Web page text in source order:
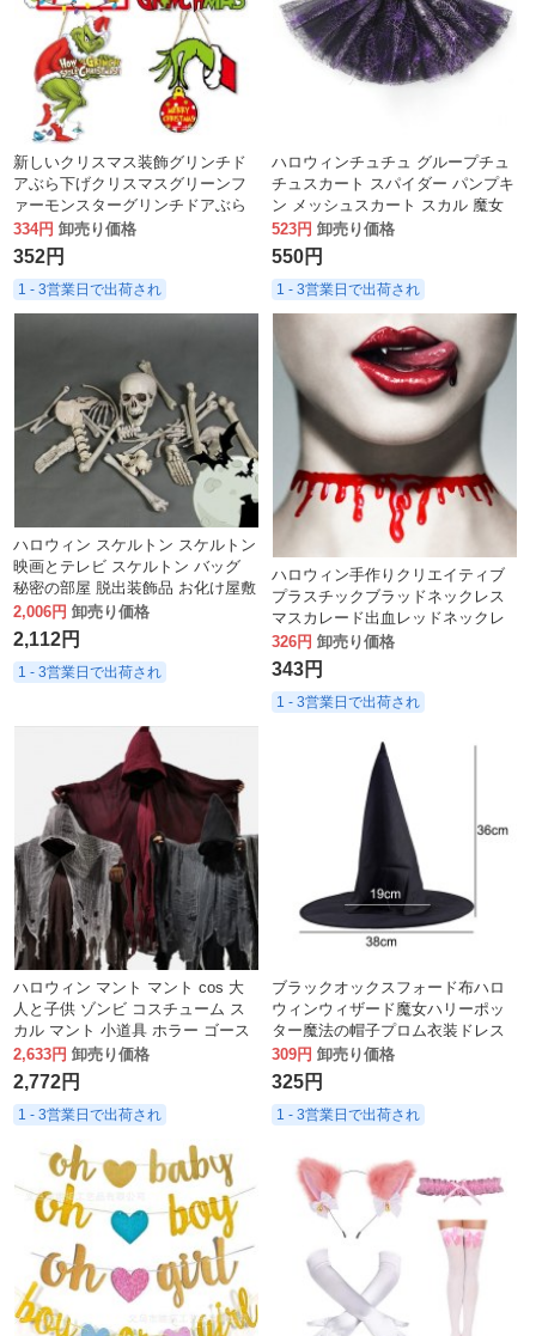
新しいクリスマス装飾グリンチド
アぶら下げクリスマスグリーンフ
ァーモンスターグリンチドアぶら
下げチケット
334円 卸売り価格
352円
1 - 3営業日で出荷され
ハロウィンチュチュ グループチュ
チュスカート スパイダー パンプキ
ン メッシュスカート スカル 魔女
スカート パーティー パフォーマン
ス
523円 卸売り価格
550円
1 - 3営業日で出荷され
ハロウィン スケルトン スケルトン
映画とテレビ スケルトン バッグ
秘密の部屋 脱出装飾品 お化け屋敷
ホラー プラスチック小道具 シミュ
レーション
2,006円 卸売り価格
2,112円
1 - 3営業日で出荷され
ハロウィン手作りクリエイティブ
プラスチックブラッドネックレス
マスカレード出血レッドネックレ
スパーティー用品
326円 卸売り価格
343円
1 - 3営業日で出荷され
ハロウィン マント マント cos 大
人と子供 ゾンビ コスチューム ス
カル マント 小道具 ホラー ゴース
ト ロード
2,633円 卸売り価格
2,772円
1 - 3営業日で出荷され
ブラックオックスフォード布ハロ
ウィンウィザード魔女ハリーポッ
ター魔法の帽子プロム衣装ドレス
アップ小道具
309円 卸売り価格
325円
1 - 3営業日で出荷され